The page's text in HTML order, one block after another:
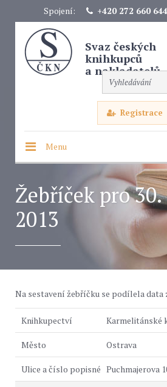
Spojení: +420 272 660 644
Svaz českých
knihkupců
a nakladatelů
Registrace
Menu
Žebříček pro
2013
Na sestavení žebříčku se podílela
Karmelitánské
Ostrava
Puchmajerova